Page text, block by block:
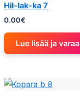
Hil-lak-ka 7
0.00€
Lue lisää ja varaa